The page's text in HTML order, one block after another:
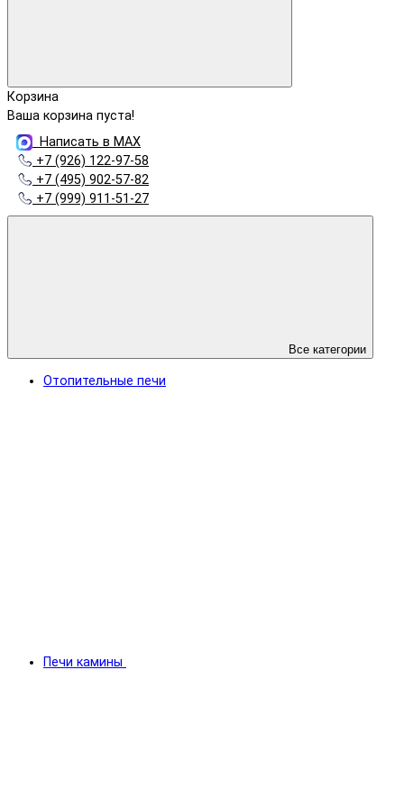
Корзина
Ваша корзина пуста!
Написать в MAX
+7 (926) 122-97-58
+7 (495) 902-57-82
+7 (999) 911-51-27
Все категории
Отопительные печи
Печи камины